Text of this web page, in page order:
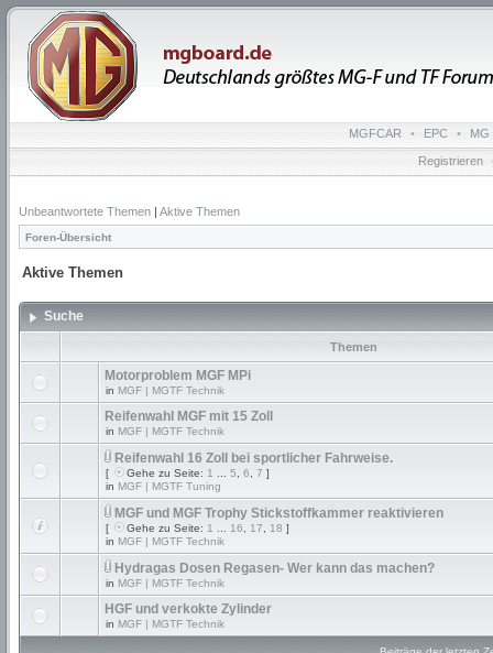
MGFCAR • EPC • MG
Registrieren
Unbeantwortete Themen | Aktive Themen
Foren-Übersicht
Aktive Themen
Suche
Themen
Motorproblem MGF MPi
in MGF | MGTF Technik
Reifenwahl MGF mit 15 Zoll
in MGF | MGTF Technik
Reifenwahl 16 Zoll bei sportlicher Fahrweise.
[ Gehe zu Seite: 1 5 6 7 ]
in MGF | MGTF Tuning
MGF und MGF Trophy Stickstoffkammer reaktivieren
[ Gehe zu Seite: 1 16 17 18 ]
in MGF | MGTF Technik
Hydragas Dosen Regasen- Wer kann das machen?
in MGF | MGTF Technik
HGF und verkokte Zylinder
in MGF | MGTF Technik